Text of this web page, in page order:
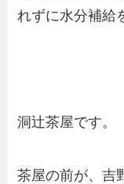
れずに水分補給
洞辻茶屋です。
茶屋の前が、吉